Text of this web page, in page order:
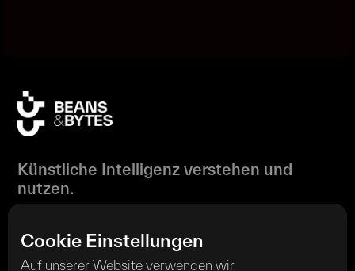
Künstliche Intelligenz verstehen und
nutzen.
Cookie Einstellungen
Auf unserer Website verwenden wir